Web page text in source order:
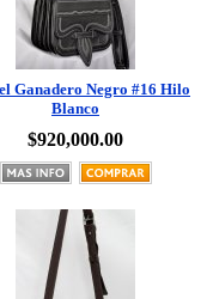
Ganadero Negro #16 Hilo
Blanco
$920,000.00